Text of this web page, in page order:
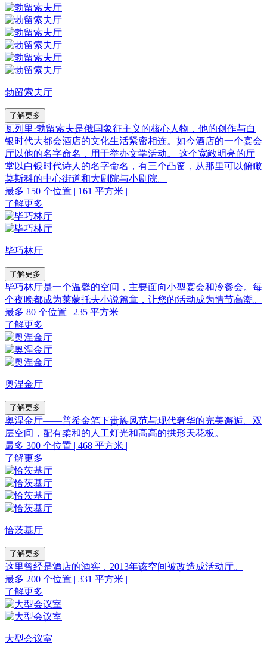
勃留索夫厅
了解更多
瓦列里·勃留索夫是俄国象征主义的核心人物，他的创作与白
银时代大都会酒店的文化生活紧密相连。如今酒店的一个宴会
厅以他的名字命名，用于举办文学活动。 这个宽敞明亮的厅
堂以白银时代诗人的名字命名，有三个凸窗，从那里可以俯瞰
莫斯科的中心街道和大剧院与小剧院。
最多 150 个位置 | 161 平方米 |
了解更多
毕巧林厅
了解更多
毕巧林厅是一个温馨的空间，主要面向小型宴会和冷餐会。每
个夜晚都成为莱蒙托夫小说篇章，让您的活动成为情节高潮。
最多 80 个位置 | 235 平方米 |
了解更多
奥涅金厅
了解更多
奥涅金厅––––普希金笔下贵族风范与现代奢华的完美邂逅。双
层空间，配有柔和的人工灯光和高高的拱形天花板。
最多 300 个位置 | 468 平方米 |
了解更多
恰茨基厅
了解更多
这里曾经是酒店的酒窖，2013年该空间被改造成活动厅。
最多 200 个位置 | 331 平方米 |
了解更多
大型会议室